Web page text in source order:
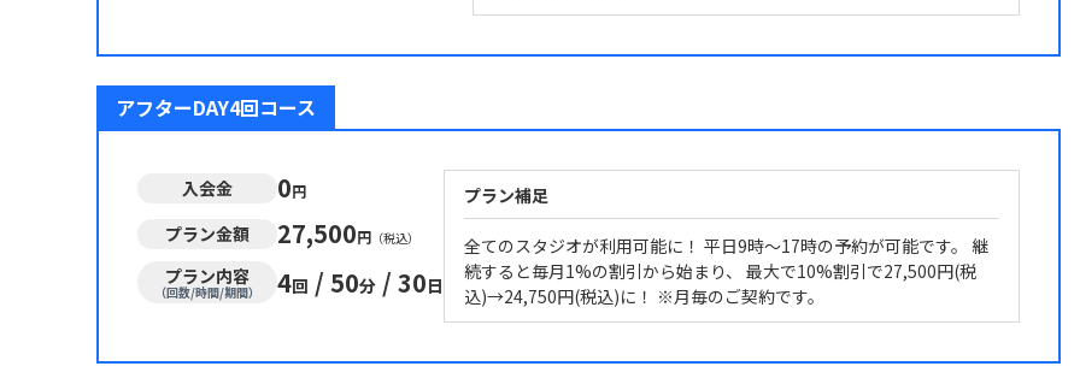
アフターDAY4回コース
入会金 0円
プラン金額 27,500円 （税込）
プラン内容
（回数/時間/期間） 4回 / 50分 / 30日
プラン補足
全てのスタジオが利用可能に！ 平日9時～17時の予約が可能です。 継
続すると毎月1%の割引から始まり、 最大で10%割引で27,500円(税
込)→24,750円(税込)に！ ※月毎のご契約です。